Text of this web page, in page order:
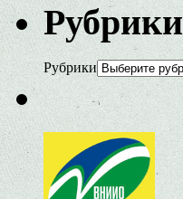
Рубрики
Рубрики